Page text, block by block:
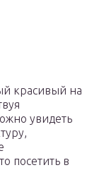
красивый на
увидеть
посетить в